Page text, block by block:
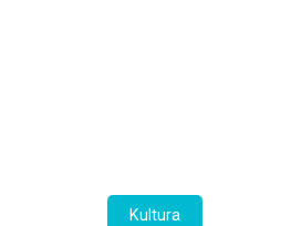
Kultura